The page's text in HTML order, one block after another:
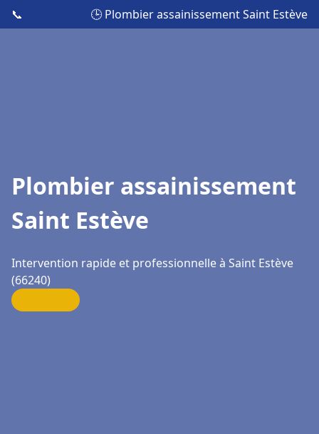
📞 🕒 Plombier assainissement Saint Estève
Plombier assainissement
Saint Estève
Intervention rapide et professionnelle à Saint Estève
(66240)